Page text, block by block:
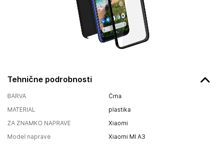
Tehnične podrobnosti
BARVA
Črna
MATERIAL
plastika
ZA ZNAMKO NAPRAVE
Xiaomi
Model naprave
Xiaomi MI A3